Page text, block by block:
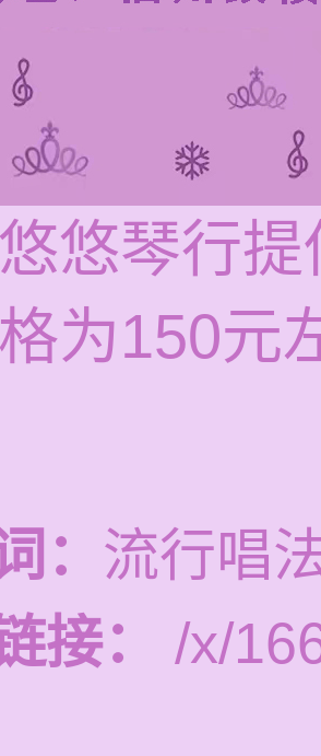
悠琴行
为150元
： 流行唱
接：
/x/